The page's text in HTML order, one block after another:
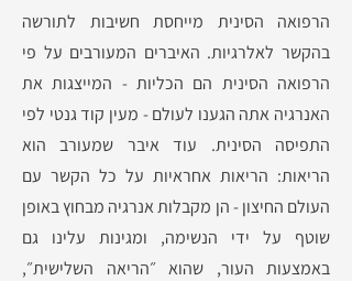
הרפואה הסינית מייחסת חשיבות לתורשה
בהקשר לאלרגיות. האיברים המעורבים על פי
הרפואה הסינית הם הכליות - המייצגות את
האנרגיה אתה הגענו לעולם - מעין קוד גנטי לפי
התפיסה הסינית. עוד איבר שמעורב הוא
הריאות: הריאות אחראיות על כל הקשר עם
העולם החיצון - הן מקבלות אנרגיה מבחוץ באופן
שוטף על ידי הנשימה, ומגינות עלינו גם
באמצעות העור, שהוא ״הריאה השלישית״,